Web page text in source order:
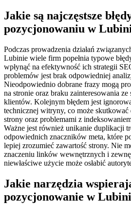
Jakie są najczęstsze
pozycjonowaniu w
Podczas prowadzenia działań
Lubinie wiele firm popełnia typowe
wpłynąć na efektywność ich strategii
problemów jest brak odpowiedniej
Nieodpowiednio dobrane frazy mogą
na stronie oraz braku zainteresowania
klientów. Kolejnym błędem jest
technicznej witryny, co może skutkować
strony oraz problemami z
Ważne jest również unikanie duplikacji
odpowiednich znaczników meta, które
lepiej zrozumieć zawartość strony. Nie
znaczeniu linków wewnętrznych i
niewłaściwe użycie może osłabić
Jakie narzędzia
pozycjonowanie w